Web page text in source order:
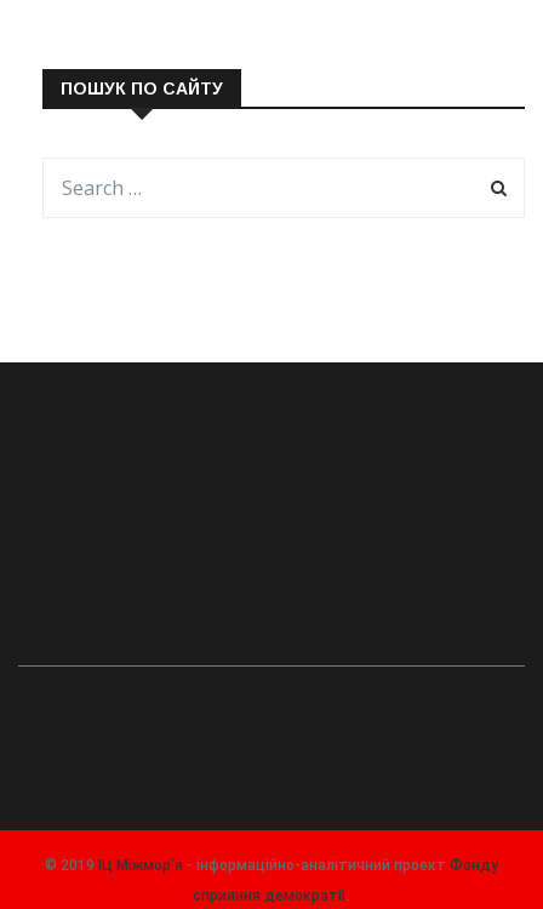
ПОШУК ПО САЙТУ
© 2019 ІЦ Міжмор'я - інформаційно-аналітичний проект Фонду
сприяння демократії.